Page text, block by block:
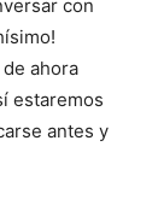
con
ahora
estaremos
antes y